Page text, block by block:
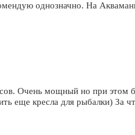
однозначно. На
Очень мощный но при этом
еще кресла для рыбалки) За